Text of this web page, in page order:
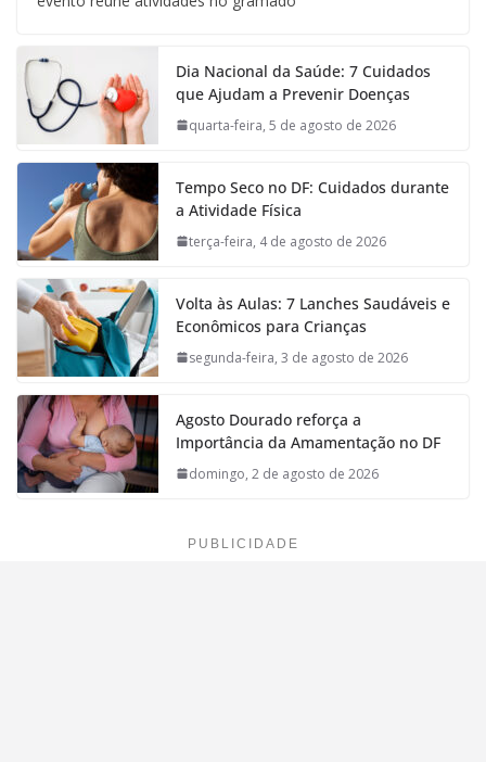
Dia Nacional da Saúde: 7 Cuidados
que Ajudam a Prevenir Doenças
quarta-feira, 5 de agosto de 2026
Tempo Seco no DF: Cuidados durante
a Atividade Física
terça-feira, 4 de agosto de 2026
Volta às Aulas: 7 Lanches Saudáveis e
Econômicos para Crianças
segunda-feira, 3 de agosto de 2026
Agosto Dourado reforça a
Importância da Amamentação no DF
domingo, 2 de agosto de 2026
PUBLICIDADE